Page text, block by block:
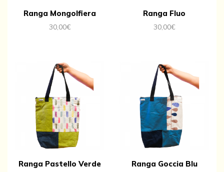
Ranga Mongolfiera
30,00€
Ranga Fluo
30,00€
Ranga Pastello Verde Ranga Goccia Blu